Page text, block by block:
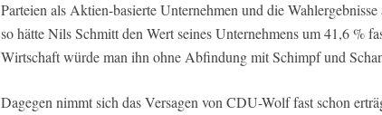
Parteien als Aktien-basierte Unternehmen und die
so hätte Nils Schmitt den Wert seines Unternehmens um 41,6 %
Wirtschaft würde man ihn ohne Abfindung mit Schimpf und
Dagegen nimmt sich das Versagen von CDU-Wolf fast schon